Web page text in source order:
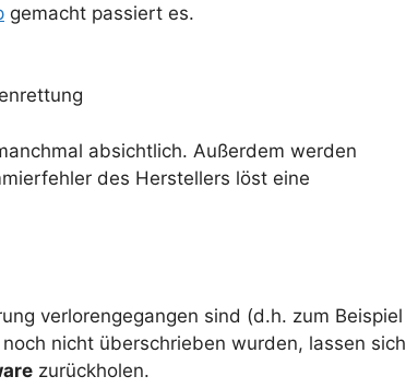
gemacht passiert es.
absichtlich. Außerdem werden
des Herstellers löst eine
verlorengegangen sind (d.h. zum Beispiel
nicht überschrieben wurden, lassen sich
zurückholen.